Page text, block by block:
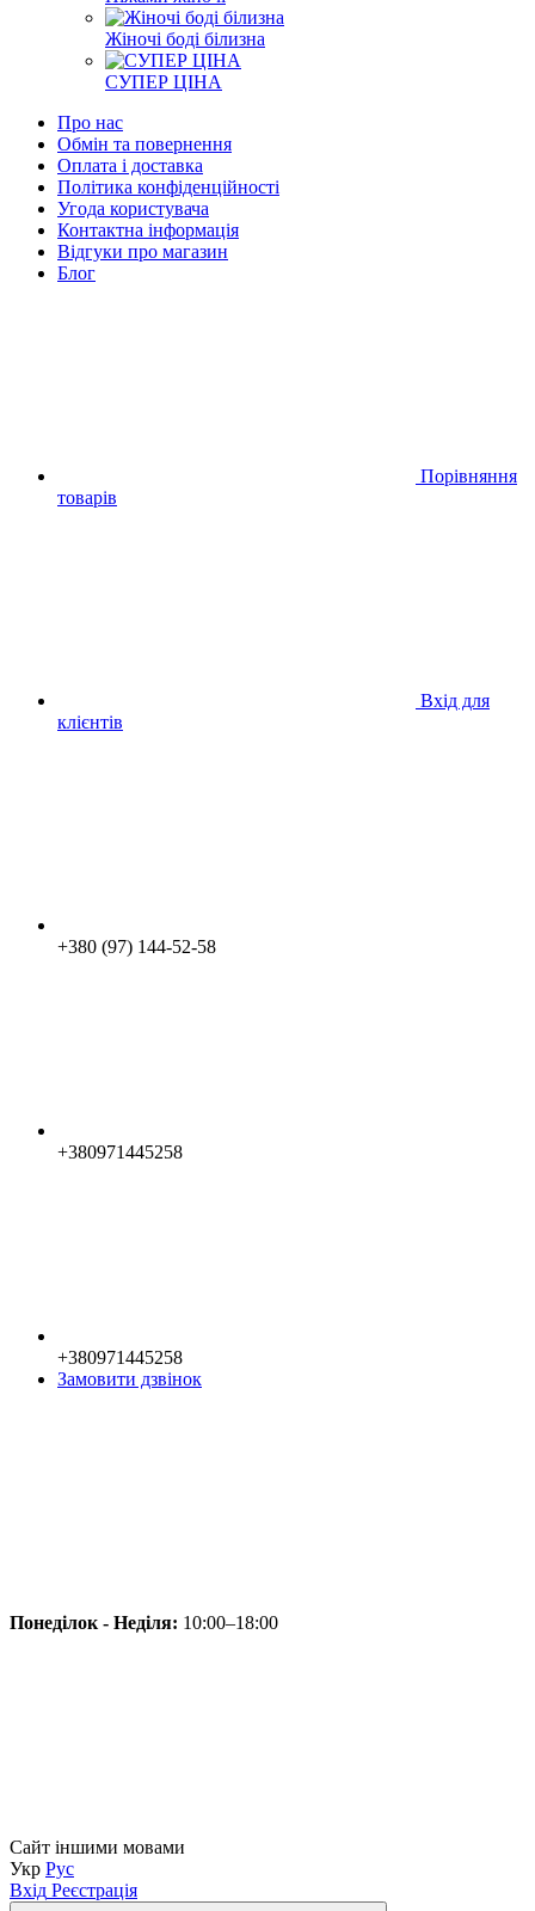
Жіночі боді білизна
СУПЕР ЦІНА
Про нас
Обмін та повернення
Оплата і доставка
Політика конфіденційності
Угода користувача
Контактна інформація
Відгуки про магазин
Блог
Порівняння
товарів
Вхід для
клієнтів
+380 (97) 144-52-58
+380971445258
+380971445258
Замовити дзвінок
Понеділок - Неділя: 10:00–18:00
Сайт іншими мовами
Укр Рус
Вхід Реєстрація